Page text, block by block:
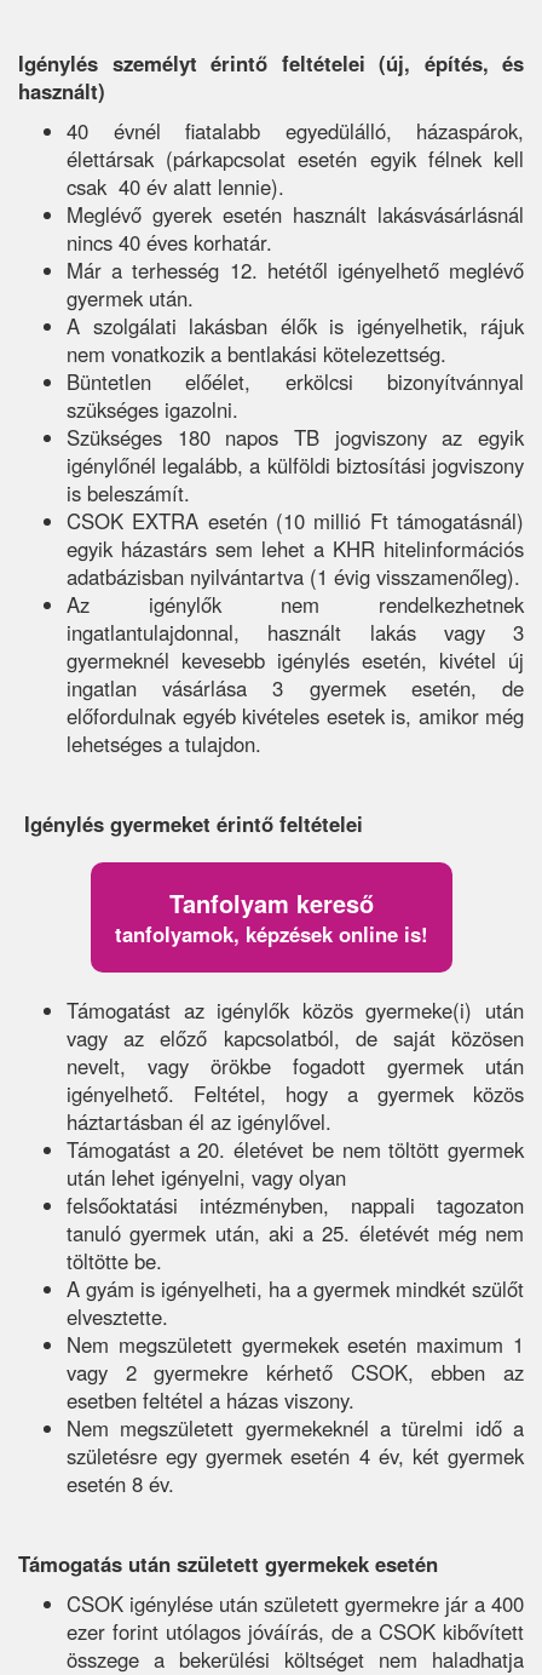
Igénylés személyt érintő feltételei (új, építés, és
használt)
40 évnél fiatalabb egyedülálló, házaspárok,
élettársak (párkapcsolat esetén egyik félnek kell
csak 40 év alatt lennie).
Meglévő gyerek esetén használt lakásvásárlásnál
nincs 40 éves korhatár.
Már a terhesség 12. hetétől igényelhető meglévő
gyermek után.
A szolgálati lakásban élők is igényelhetik, rájuk
nem vonatkozik a bentlakási kötelezettség.
Büntetlen előélet, erkölcsi bizonyítvánnyal
szükséges igazolni.
Szükséges 180 napos TB jogviszony az egyik
igénylőnél legalább, a külföldi biztosítási jogviszony
is beleszámít.
CSOK EXTRA esetén (10 millió Ft támogatásnál)
egyik házastárs sem lehet a KHR hitelinformációs
adatbázisban nyilvántartva (1 évig visszamenőleg).
Az igénylők nem rendelkezhetnek
ingatlantulajdonnal, használt lakás vagy 3
gyermeknél kevesebb igénylés esetén, kivétel új
ingatlan vásárlása 3 gyermek esetén, de
előfordulnak egyéb kivételes esetek is, amikor még
lehetséges a tulajdon.
Igénylés gyermeket érintő feltételei
Tanfolyam kereső
tanfolyamok, képzések online is!
Támogatást az igénylők közös gyermeke(i) után
vagy az előző kapcsolatból, de saját közösen
nevelt, vagy örökbe fogadott gyermek után
igényelhető. Feltétel, hogy a gyermek közös
háztartásban él az igénylővel.
Támogatást a 20. életévet be nem töltött gyermek
után lehet igényelni, vagy olyan
felsőoktatási intézményben, nappali tagozaton
tanuló gyermek után, aki a 25. életévét még nem
töltötte be.
A gyám is igényelheti, ha a gyermek mindkét szülőt
elvesztette.
Nem megszületett gyermekek esetén maximum 1
vagy 2 gyermekre kérhető CSOK, ebben az
esetben feltétel a házas viszony.
Nem megszületett gyermekeknél a türelmi idő a
születésre egy gyermek esetén 4 év, két gyermek
esetén 8 év.
Támogatás után született gyermekek esetén
CSOK igénylése után született gyermekre jár a 400
ezer forint utólagos jóváírás, de a CSOK kibővített
összege a bekerülési költséget nem haladhatja